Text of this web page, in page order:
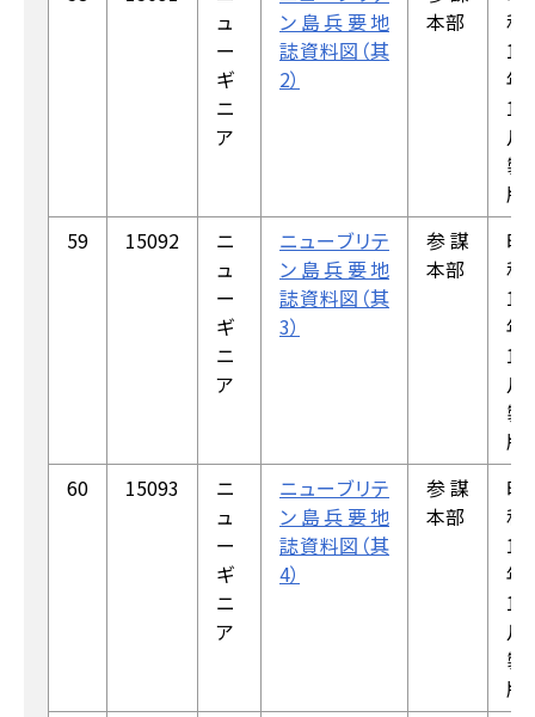
ュ
ー
ギ
ニ
ア
ン島兵要地
誌資料図（其
2）
本部
和
19
年
1
月
製
版
59
15092
ニ
ュ
ー
ギ
ニ
ア
ニューブリテ
ン島兵要地
誌資料図（其
3）
参謀
本部
昭
和
19
年
1
月
製
版
60
15093
ニ
ュ
ー
ギ
ニ
ア
ニューブリテ
ン島兵要地
誌資料図（其
4）
参謀
本部
昭
和
19
年
1
月
製
版